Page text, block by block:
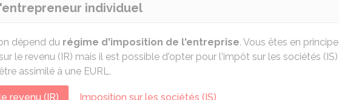
individuel
dépend du régime d'imposition de l'entreprise. Vous êtes en principe
le revenu (IR) mais il est possible d'opter pour l'impôt sur les sociétés (IS)
assimilé à une EURL.
revenu (IR) Imposition sur les sociétés (IS)